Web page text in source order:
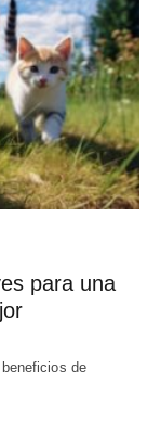
para una
de